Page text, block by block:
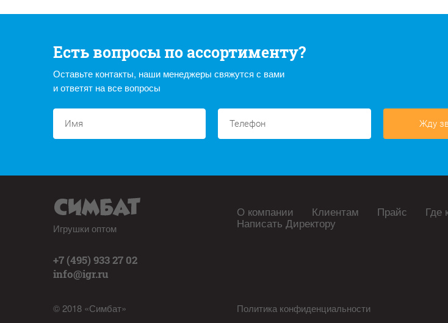
Есть вопросы по ассортименту?
Оставьте контакты, наши менеджеры свяжутся с вами
и ответят на все вопросы
Жду
Игрушки оптом
+7 (495) 933 27 02
info@igr.ru
© 2018 «Симбат»
О компании Клиентам Прайс Где
Написать Директору
Политика конфиденциальности